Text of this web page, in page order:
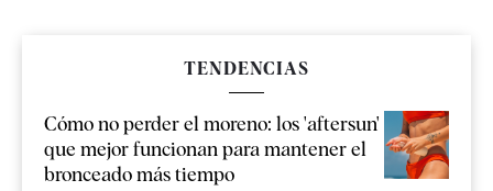
TENDENCIAS
Cómo no perder el moreno: los 'aftersun'
que mejor funcionan para mantener el
bronceado más tiempo